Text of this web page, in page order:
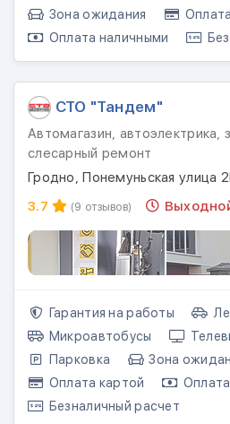
Зона ожидания
Оплата наличными
СТО "Тандем"
Автомагазин, автоэлектрика,
слесарный ремонт
Гродно, Понемуньская улица
3.7
(9 отзывов)
Гарантия на работы
Микроавтобусы
Парковка
Зона
Оплата картой
Безналичный расчет